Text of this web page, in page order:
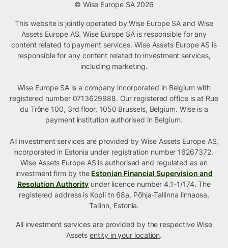
© Wise Europe SA 2026
This website is jointly operated by Wise Europe SA and Wise
Assets Europe AS. Wise Europe SA is responsible for any
content related to payment services. Wise Assets Europe AS is
responsible for any content related to investment services,
including marketing.
Wise Europe SA is a company incorporated in Belgium with
registered number 0713629988. Our registered office is at Rue
du Trône 100, 3rd floor, 1050 Brussels, Belgium. Wise is a
payment institution authorised in Belgium.
All investment services are provided by Wise Assets Europe AS,
incorporated in Estonia under registration number 16267372.
Wise Assets Europe AS is authorised and regulated as an
investment firm by the Estonian Financial Supervision and
Resolution Authority under licence number 4.1-1/174. The
registered address is Kopli tn 68a, Põhja-Tallinna linnaosa,
Tallinn, Estonia.
All investment services are provided by the respective Wise
Assetsentity in your location.